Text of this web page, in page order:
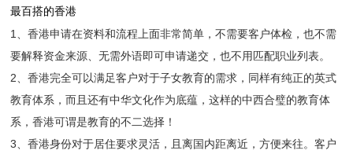
最百搭的香港
1、香港申请在资料和流程上面非常简单，不需要客户体检，也不需
要解释资金来源、无需外语即可申请递交，也不用匹配职业列表。
2、香港完全可以满足客户对于子女教育的需求，同样有纯正的英式
教育体系，而且还有中华文化作为底蕴，这样的中西合璧的教育体
系，香港可谓是教育的不二选择！
3、香港身份对于居住要求灵活，且离国内距离近，方便来往。客户